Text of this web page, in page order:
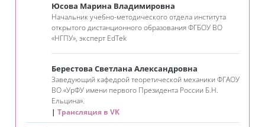
Юсова Марина Владимировна
Начальник учебно-методического отдела института
открытого дистанционного образования ФГБОУ ВО
«‎‎НГПУ», эксперт EdTek
Берестова Светлана Александровна
Заведующий кафедрой теоретической механики ФГАОУ
ВО «УрФУ имени первого Президента России Б.Н.
Ельцина».
Трансляция в VK